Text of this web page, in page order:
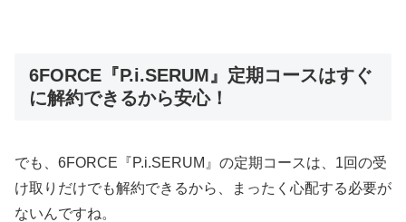
6FORCE『P.i.SERUM』定期コースはすぐ
に解約できるから安心！
でも、6FORCE『P.i.SERUM』の定期コースは、1回の受
け取りだけでも解約できるから、まったく心配する必要が
ないんですね。